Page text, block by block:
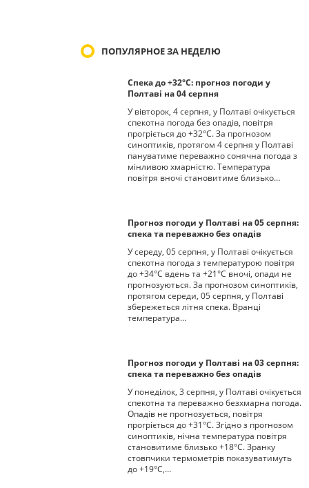
ПОПУЛЯРНОЕ ЗА НЕДЕЛЮ
Спека до +32°С: прогноз погоди у
Полтаві на 04 серпня
У вівторок, 4 серпня, у Полтаві очікується
спекотна погода без опадів, повітря
прогріється до +32°С. За прогнозом
синоптиків, протягом 4 серпня у Полтаві
пануватиме переважно сонячна погода з
мінливою хмарністю. Температура
повітря вночі становитиме близько…
Прогноз погоди у Полтаві на 05 серпня:
спека та переважно без опадів
У середу, 05 серпня, у Полтаві очікується
спекотна погода з температурою повітря
до +34°С вдень та +21°С вночі, опади не
прогнозуються. За прогнозом синоптиків,
протягом середи, 05 серпня, у Полтаві
збережеться літня спека. Вранці
температура…
Прогноз погоди у Полтаві на 03 серпня:
спека та переважно без опадів
У понеділок, 3 серпня, у Полтаві очікується
спекотна та переважно безхмарна погода.
Опадів не прогнозується, повітря
прогріється до +31°С. Згідно з прогнозом
синоптиків, нічна температура повітря
становитиме близько +18°С. Зранку
стовпчики термометрів показуватимуть
до +19°С,…